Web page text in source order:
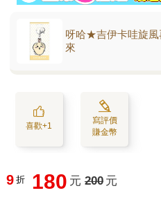
呀哈★吉伊卡哇旋風
來
喜歡+1
寫評價
賺金幣
9 折 180 元 200 元